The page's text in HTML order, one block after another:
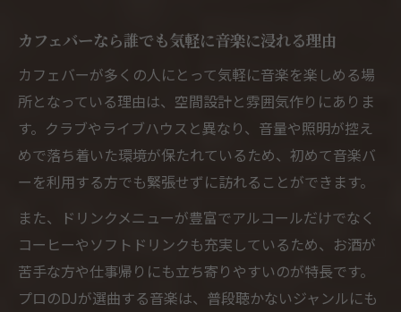
カフェバーなら誰でも気軽に音楽に浸れる理由
カフェバーが多くの人にとって気軽に音楽を楽しめる場
所となっている理由は、空間設計と雰囲気作りにありま
す。クラブやライブハウスと異なり、音量や照明が控え
めで落ち着いた環境が保たれているため、初めて音楽バ
ーを利用する方でも緊張せずに訪れることができます。
また、ドリンクメニューが豊富でアルコールだけでなく
コーヒーやソフトドリンクも充実しているため、お酒が
苦手な方や仕事帰りにも立ち寄りやすいのが特長です。
プロのDJが選曲する音楽は、普段聴かないジャンルにも